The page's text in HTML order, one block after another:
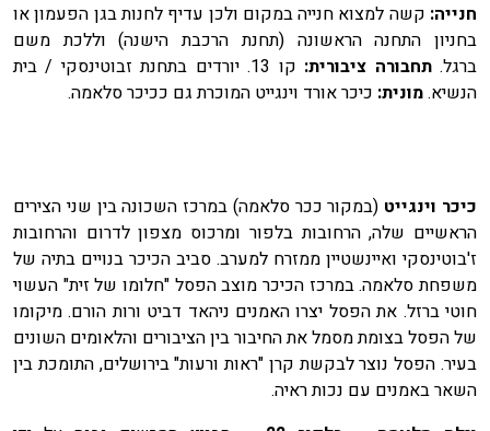
חנייה: קשה למצוא חנייה במקום ולכן עדיף לחנות בגן הפעמון או
בחניון התחנה הראשונה (תחנת הרכבת הישנה) וללכת משם
ברגל.תחבורה ציבורית:
קו 13. יורדים בתחנת זבוטינסקי / בית
הנשיא.מונית: כיכר אורד וינגייט המוכרת גם ככיכר סלאמה.
כיכר וינגייט (במקור ככר סלאמה) במרכז השכונה בין שני הצירים
הראשיים שלה, הרחובות בלפור ומרכוס מצפון לדרום והרחובות
ז'בוטינסקי ואיינשטיין ממזרח למערב. סביב הכיכר בנויים בתיה של
משפחת סלאמה. במרכז הכיכר מוצבהפסל "חלומו של זית" העשוי
חוטי ברזל. את הפסל יצרו האמנים ניהאד דביט ורות הורם. מיקומו
של הפסל בצומת מסמל את החיבור בין הציבורים והלאומים השונים
בעיר. הפסל נוצר לבקשת קרן "ראות ורעות" בירושלים, התומכת בין
השאר באמנים עם נכות ראיה.